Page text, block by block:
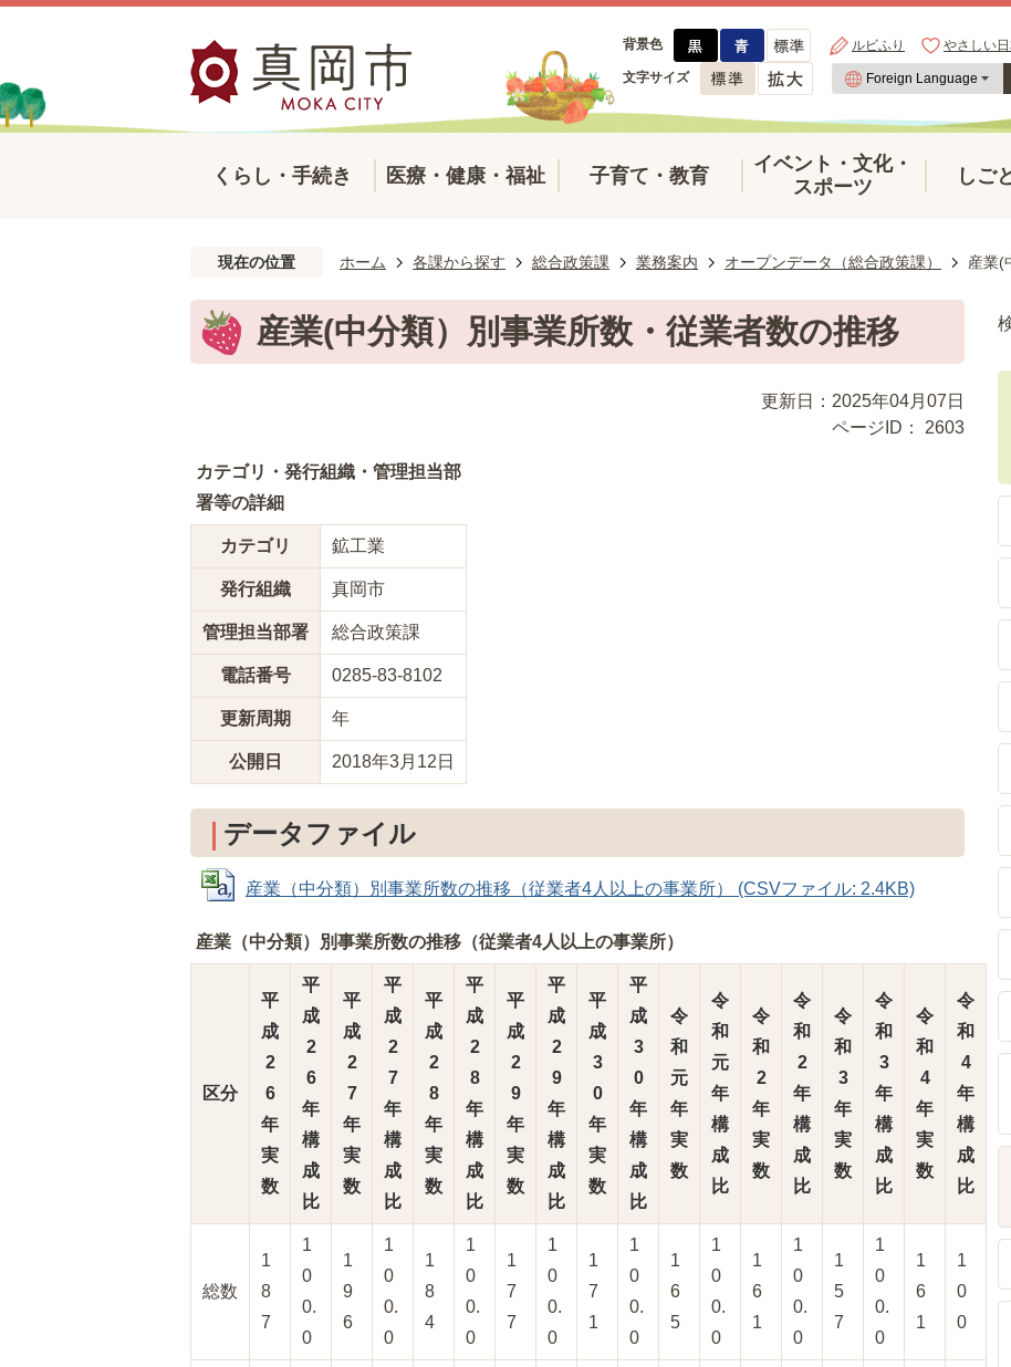
背景色 ルビふり やさしい
文字サイズ
くらし・手続き 医療・健康・福祉 子育て・教育
イベント・文化・
スポーツ
しご
現在の位置 ホーム 各課から探す 総合政策課 業務案内 オープンデータ（総合政策課） 産業(
産業(中分類）別事業所数・従業者数の推移
更新日：2025年04月07日
ページID：
2603
カテゴリ・発行組織・管理担当部
署等の詳細
カテゴリ 鉱工業
発行組織 真岡市
管理担当部署 総合政策課
電話番号 0285-83-8102
更新周期 年
公開日 2018年3月12日
データファイル
産業（中分類）別事業所数の推移（従業者4人以上の事業所） (CSVファイル: 2.4KB)
産業（中分類）別事業所数の推移（従業者4人以上の事業所）
区分
平
成
2
6
年
実
数
平
成
2
6
年
構
成
比
平
成
2
7
年
実
数
平
成
2
7
年
構
成
比
平
成
2
8
年
実
数
平
成
2
8
年
構
成
比
平
成
2
9
年
実
数
平
成
2
9
年
構
成
比
平
成
3
0
年
実
数
平
成
3
0
年
構
成
比
令
和
元
年
実
数
令
和
元
年
構
成
比
令
和
2
年
実
数
令
和
2
年
構
成
比
令
和
3
年
実
数
令
和
3
年
構
成
比
令
和
4
年
実
数
令
和
4
年
構
成
比
総数
1
8
7
1
0
0.
0
1
9
6
1
0
0.
0
1
8
4
1
0
0.
0
1
7
7
1
0
0.
0
1
7
1
1
0
0.
0
1
6
5
1
0
0.
0
1
6
1
1
0
0.
0
1
5
7
1
0
0.
0
1
6
1
1
0
0